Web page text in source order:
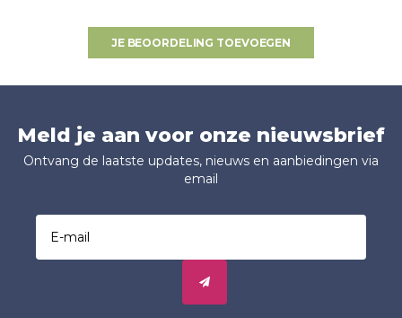
JE BEOORDELING TOEVOEGEN
Meld je aan voor onze nieuwsbrief
Ontvang de laatste updates, nieuws en aanbiedingen via
email